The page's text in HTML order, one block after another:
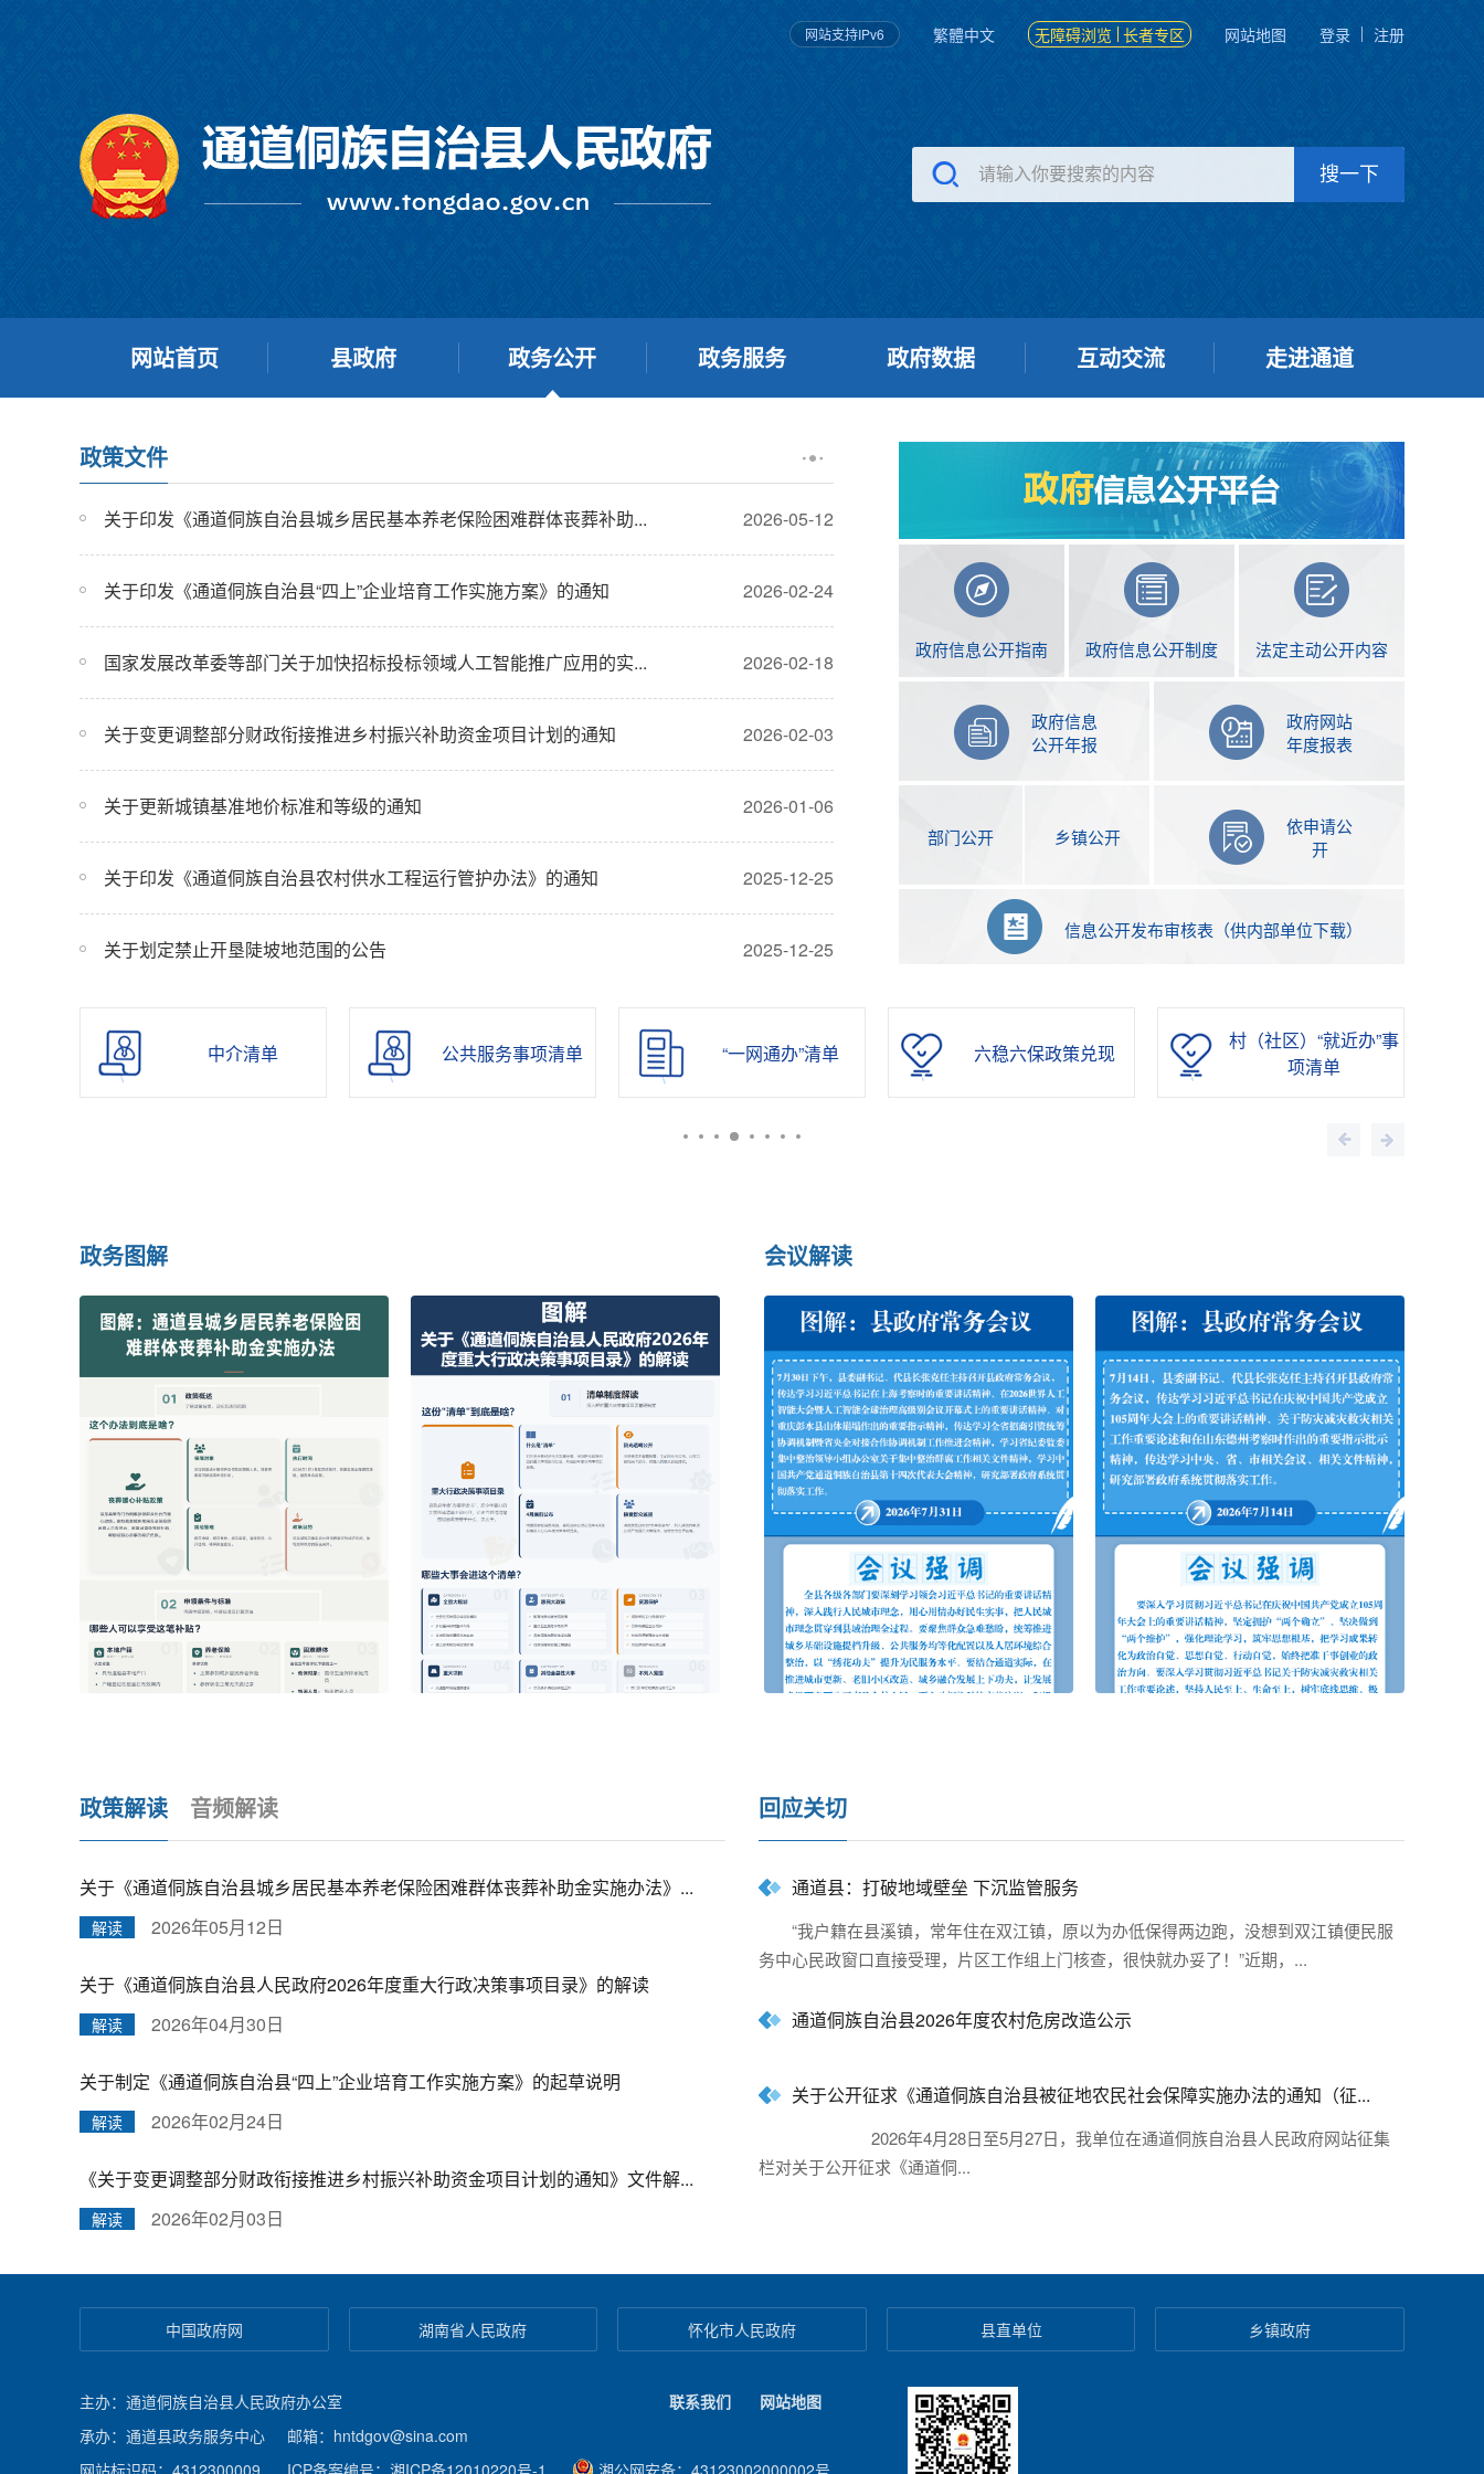
网站支持IPv6 繁體中文 无障碍浏览 长者专区 网站地图 登录 注册
网站首页 县政府 政务公开 政务服务 政府数据 互动交流 走进通道
政策文件
关于印发《通道侗族自治县城乡居民基本养老保险困难群体丧葬补助... 2026-05-12
关于印发《通道侗族自治县“四上”企业培育工作实施方案》的通知 2026-02-24
国家发展改革委等部门关于加快招标投标领域人工智能推广应用的实... 2026-02-18
关于变更调整部分财政衔接推进乡村振兴补助资金项目计划的通知 2026-02-03
关于更新城镇基准地价标准和等级的通知 2026-01-06
关于印发《通道侗族自治县农村供水工程运行管护办法》的通知 2025-12-25
关于划定禁止开垦陡坡地范围的公告 2025-12-25
政府信息公开指南 政府信息公开制度 法定主动公开内容
政府信息
公开年报
政府网站
年度报表
部门公开 乡镇公开
依申请公
开
信息公开发布审核表（供内部单位下载）
中介清单 公共服务事项清单 “一网通办”清单 六稳六保政策兑现
村（社区）“就近办”事
项清单
政务图解 会议解读
政策解读 音频解读
关于《通道侗族自治县城乡居民基本养老保险困难群体丧葬补助金实施办法》...
解读 2026年05月12日
关于《通道侗族自治县人民政府2026年度重大行政决策事项目录》的解读
解读 2026年04月30日
关于制定《通道侗族自治县“四上”企业培育工作实施方案》的起草说明
解读 2026年02月24日
《关于变更调整部分财政衔接推进乡村振兴补助资金项目计划的通知》文件解...
解读 2026年02月03日
回应关切
通道县：打破地域壁垒 下沉监管服务
“我户籍在县溪镇，常年住在双江镇，原以为办低保得两边跑，没想到双江镇便民服
务中心民政窗口直接受理，片区工作组上门核查，很快就办妥了！”近期，...
通道侗族自治县2026年度农村危房改造公示
关于公开征求《通道侗族自治县被征地农民社会保障实施办法的通知（征...
2026年4月28日至5月27日，我单位在通道侗族自治县人民政府网站征集
栏对关于公开征求《通道侗...
中国政府网 湖南省人民政府 怀化市人民政府 县直单位 乡镇政府
主办：通道侗族自治县人民政府办公室
承办：通道县政务服务中心
邮箱：hntdgov@sina.com
网站标识码：4312300009
ICP备案编号：湘ICP备12010220号-1 湘公网安备：43123002000002号
联系我们 网站地图